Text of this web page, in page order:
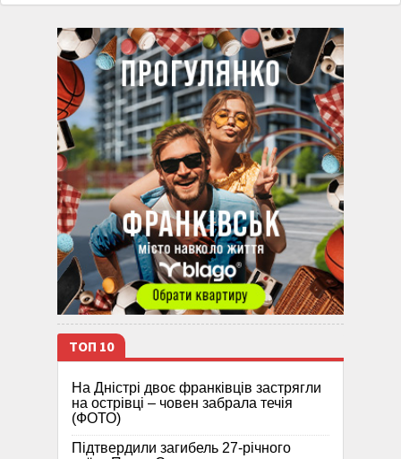
ТОП 10
На Дністрі двоє франківців застрягли
на острівці – човен забрала течія
(ФОТО)
Підтвердили загибель 27-річного